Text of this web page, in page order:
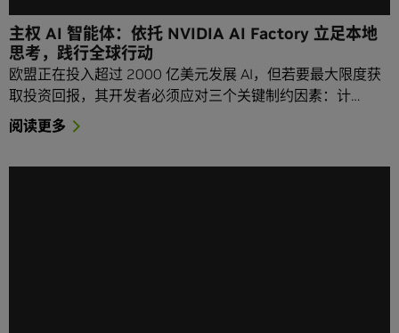
主权 AI 智能体：依托 NVIDIA AI Factory 立足本地
思考，践行全球行动
欧盟正在投入超过 2000 亿美元发展 AI，但若要最大限度获
取投资回报，其开发者必须应对三个关键制约因素：计…
阅读更多